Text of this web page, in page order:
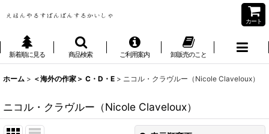
カート
新着順に見る 商品検索 ご利用案内 卸販売のこと
ホーム > ＜海外の作家＞ C・D・E > ニコル・クラヴルー（Nicole Claveloux）
ニコル・クラヴルー（Nicole Claveloux）